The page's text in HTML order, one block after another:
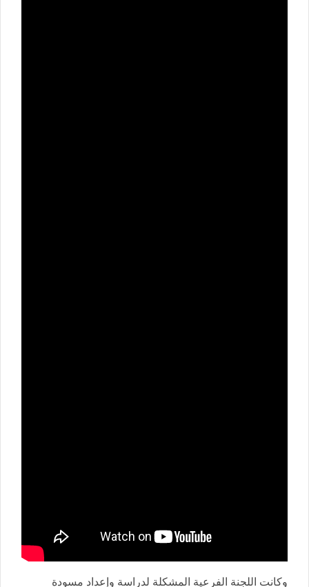
وكانت اللجنة الفرعية المشكلة لدراسة وإعداد مسودة